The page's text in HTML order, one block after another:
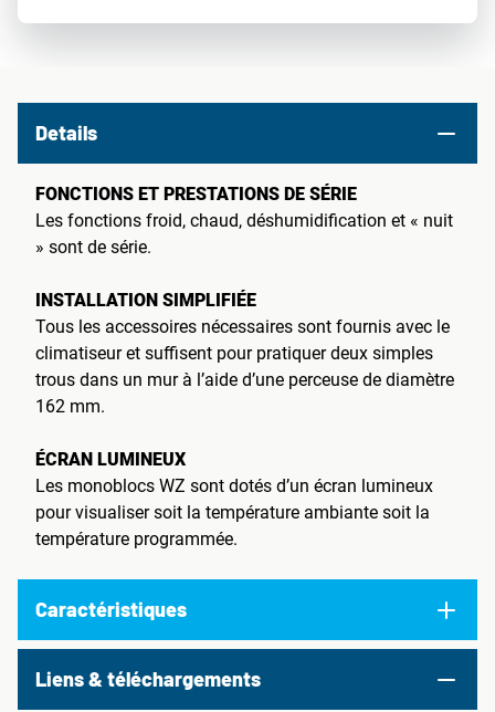
Details
FONCTIONS ET PRESTATIONS DE SÉRIE
Les fonctions froid, chaud, déshumidification et « nuit
» sont de série.
INSTALLATION SIMPLIFIÉE
Tous les accessoires nécessaires sont fournis avec le
climatiseur et suffisent pour pratiquer deux simples
trous dans un mur à l’aide d’une perceuse de diamètre
162 mm.
ÉCRAN LUMINEUX
Les monoblocs WZ sont dotés d’un écran lumineux
pour visualiser soit la température ambiante soit la
température programmée.
Caractéristiques
Liens & téléchargements